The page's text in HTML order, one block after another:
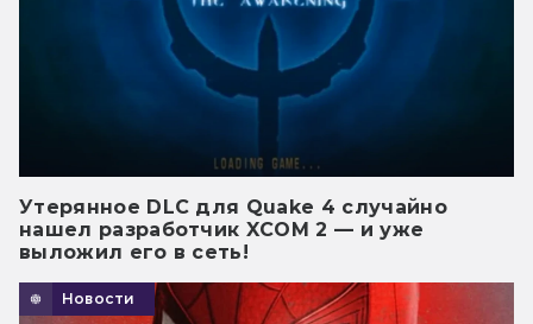
Утерянное DLC для Quake 4 случайно
нашел разработчик XCOM 2 — и уже
выложил его в сеть!
Новости